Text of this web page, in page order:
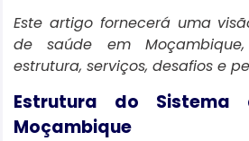
Este artigo fornecerá uma
de saúde em
estrutura, serviços, desafios e
Estrutura do Sistema
Moçambique